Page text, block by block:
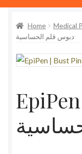
Store
My Account
Home
دبوس قلم الحساسية